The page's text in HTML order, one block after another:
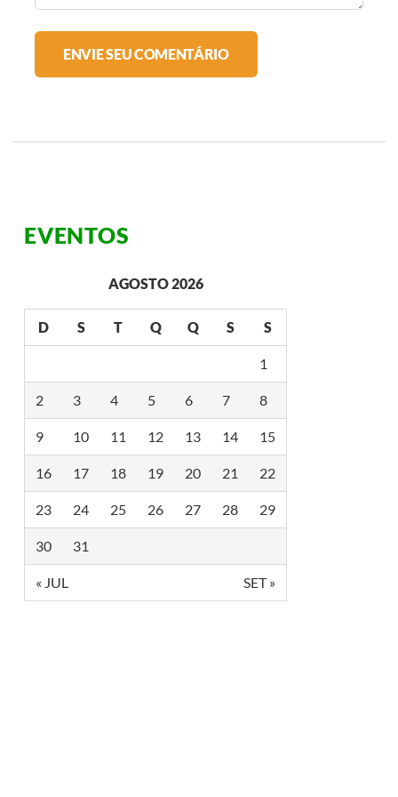
EVENTOS
AGOSTO 2026
D S T Q Q S S
1
2 3 4 5 6 7 8
9 10 11 12 13 14 15
16 17 18 19 20 21 22
23 24 25 26 27 28 29
30 31
« JUL SET »